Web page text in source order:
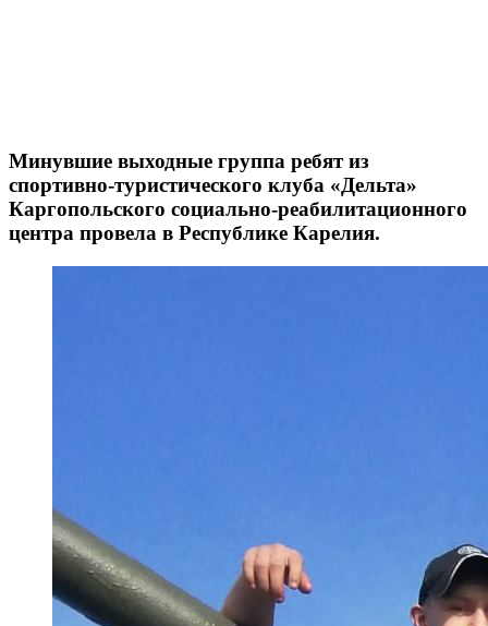
Минувшие выходные группа ребят из
спортивно-туристического клуба «Дельта»
Каргопольского социально-реабилитационного
центра провела в Республике Карелия.